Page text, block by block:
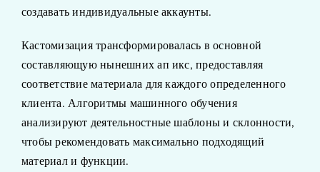
создавать индивидуальные аккаунты.
Кастомизация трансформировалась в основной
составляющую нынешних ап икс, предоставляя
соответствие материала для каждого определенного
клиента. Алгоритмы машинного обучения
анализируют деятельностные шаблоны и склонности,
чтобы рекомендовать максимально подходящий
материал и функции.